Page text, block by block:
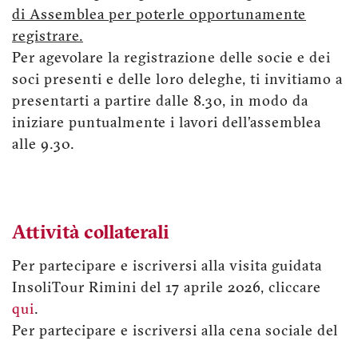
di Assemblea per poterle opportunamente
registrare.
Per agevolare la registrazione delle socie e dei
soci presenti e delle loro deleghe, ti invitiamo a
presentarti a partire dalle 8.30, in modo da
iniziare puntualmente i lavori dell’assemblea
alle 9.30.
Attività collaterali
Per partecipare e iscriversi alla visita guidata
InsoliTour Rimini del 17 aprile 2026, cliccare
qui.
Per partecipare e iscriversi alla cena sociale del